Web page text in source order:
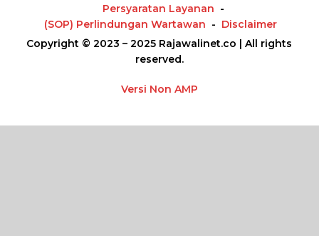
Persyaratan Layanan
(SOP) Perlindungan Wartawan
Disclaimer
Copyright © 2023 – 2025 Rajawalinet.co | All rights
reserved.
Versi Non AMP